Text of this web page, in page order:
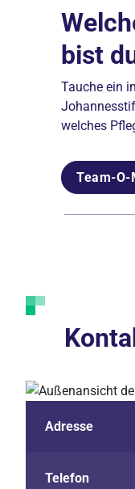
bist
Tauche ein
welches
Team-
Karriere &
Sicherheit:
sich für Sie.
Karriere &
Fort-
Möglichkeit,
Mehr
Adresse
Telefon